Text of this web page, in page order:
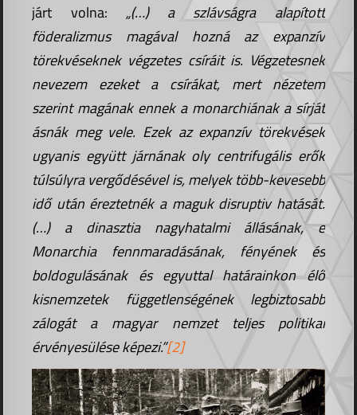
járt volna: „(…) a szlávságra alapított
föderalizmus magával hozná az expanzív
törekvéseknek végzetes csíráit is. Végzetesnek
nevezem ezeket a csírákat, mert nézetem
szerint magának ennek a monarchiának a sírját
ásnák meg vele. Ezek az expanzív törekvések
ugyanis együtt járnának oly centrifugális erők
túlsúlyra vergődésével is, melyek több-kevesebb
idő után éreztetnék a maguk disruptiv hatását.
(…) a dinasztia nagyhatalmi állásának, e
Monarchia fennmaradásának, fényének és
boldogulásának és egyuttal határainkon élő
kisnemzetek függetlenségének legbiztosabb
zálogát a magyar nemzet teljes politikai
érvényesülése képezi.”[2]